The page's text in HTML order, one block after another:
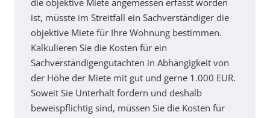
die objektive Miete angemessen erfasst worden
ist, müsste im Streitfall ein Sachverständiger die
objektive Miete für Ihre Wohnung bestimmen.
Kalkulieren Sie die Kosten für ein
Sachverständigengutachten in Abhängigkeit von
der Höhe der Miete mit gut und gerne 1.000 EUR.
Soweit Sie Unterhalt fordern und deshalb
beweispflichtig sind, müssen Sie die Kosten für